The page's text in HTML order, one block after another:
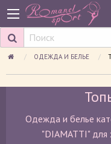
ОДЕЖДА И БЕЛЬЕ
Одежда и белье
"DIAMATTI" для